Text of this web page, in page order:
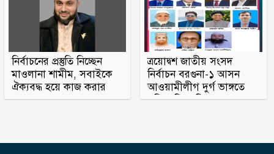
নির্বাচনের প্রস্তুতি নিচ্ছেন
মাওলানা শামীম, সবাইকে
ঐক্যবদ্ধ হয়ে কাজ করার
অহব্বান জানান
ত্রয়োদ্বশ জাতীয় সংসদ
নির্বাচন বরগুনা-১ আসন
আওয়ামীলীগ দুর্গ ভাঙ্গতে
মরিয়া বিএনপি ও জামায়াত